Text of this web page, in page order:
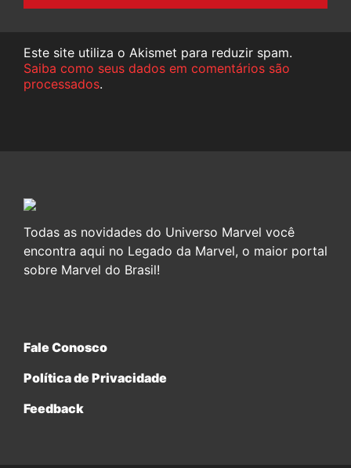
Este site utiliza o Akismet para reduzir spam.
Saiba como seus dados em comentários são
processados.
Todas as novidades do Universo Marvel você
encontra aqui no Legado da Marvel, o maior portal
sobre Marvel do Brasil!
Fale Conosco
Política de Privacidade
Feedback